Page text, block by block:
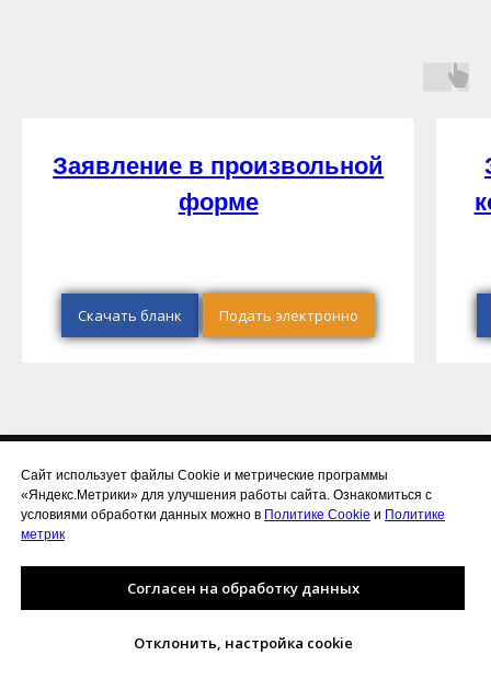
Сайт использует файлы Cookie и метрические программы
«Яндекс.Метрики» для улучшения работы сайта. Ознакомиться с
условиями обработки данных можно в Политике Cookie и Политике
метрик
Согласен на обработку данных
Отклонить, настройка cookie
Заявление в произвольной
форме
Скачать бланк Подать электронно
Раскрытие информации.
Положение об организации обработки и защиты ПДн
(8172) 58-99-85,
info@tko35.ru